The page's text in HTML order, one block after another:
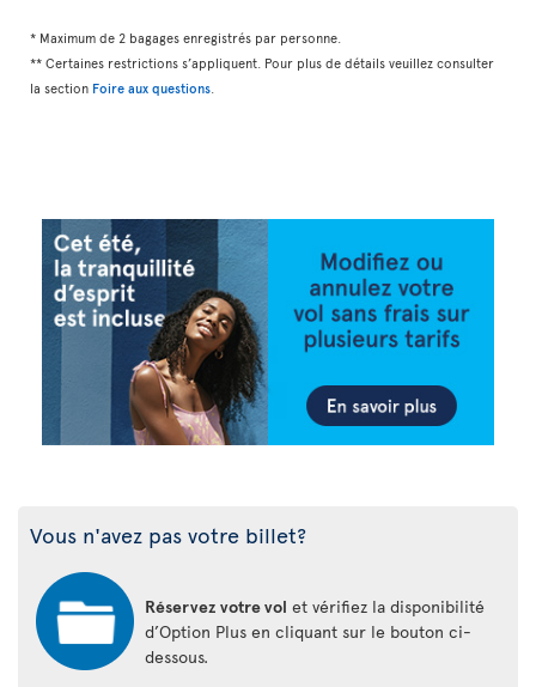
* Maximum de 2 bagages enregistrés par personne.
** Certaines restrictions s’appliquent. Pour plus de détails veuillez consulter
la section Foire aux questions
Vous n'avez pas votre billet?
Réservez votre vol et vérifiez la disponibilité
d’Option Plus en cliquant sur le bouton ci-
dessous.